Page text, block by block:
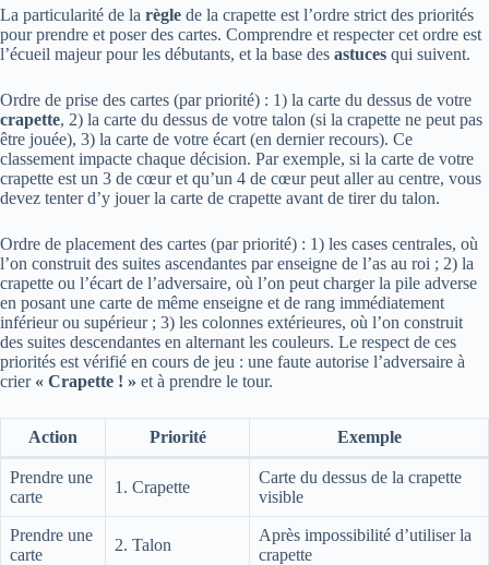
La particularité de la règle de la crapette est l’ordre strict des priorités
pour prendre et poser des cartes. Comprendre et respecter cet ordre est
l’écueil majeur pour les débutants, et la base des astuces qui suivent.
Ordre de prise des cartes (par priorité) : 1) la carte du dessus de votre
crapette, 2) la carte du dessus de votre talon (si la crapette ne peut pas
être jouée), 3) la carte de votre écart (en dernier recours). Ce
classement impacte chaque décision. Par exemple, si la carte de votre
crapette est un 3 de cœur et qu’un 4 de cœur peut aller au centre, vous
devez tenter d’y jouer la carte de crapette avant de tirer du talon.
Ordre de placement des cartes (par priorité) : 1) les cases centrales, où
l’on construit des suites ascendantes par enseigne de l’as au roi ; 2) la
crapette ou l’écart de l’adversaire, où l’on peut charger la pile adverse
en posant une carte de même enseigne et de rang immédiatement
inférieur ou supérieur ; 3) les colonnes extérieures, où l’on construit
des suites descendantes en alternant les couleurs. Le respect de ces
priorités est vérifié en cours de jeu : une faute autorise l’adversaire à
crier « Crapette ! » et à prendre le tour.
Action Priorité Exemple
Prendre une
carte
1. Crapette
Carte du dessus de la crapette
visible
Prendre une
carte
2. Talon
Après impossibilité d’utiliser la
crapette